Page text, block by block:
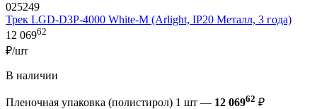
025249
Трек LGD-D3P-4000 White-M (Arlight, IP20 Металл, 3 года)
12 06962
₽/шт
В наличии
Пленочная упаковка (полистирол) 1 шт — 12 06962 ₽